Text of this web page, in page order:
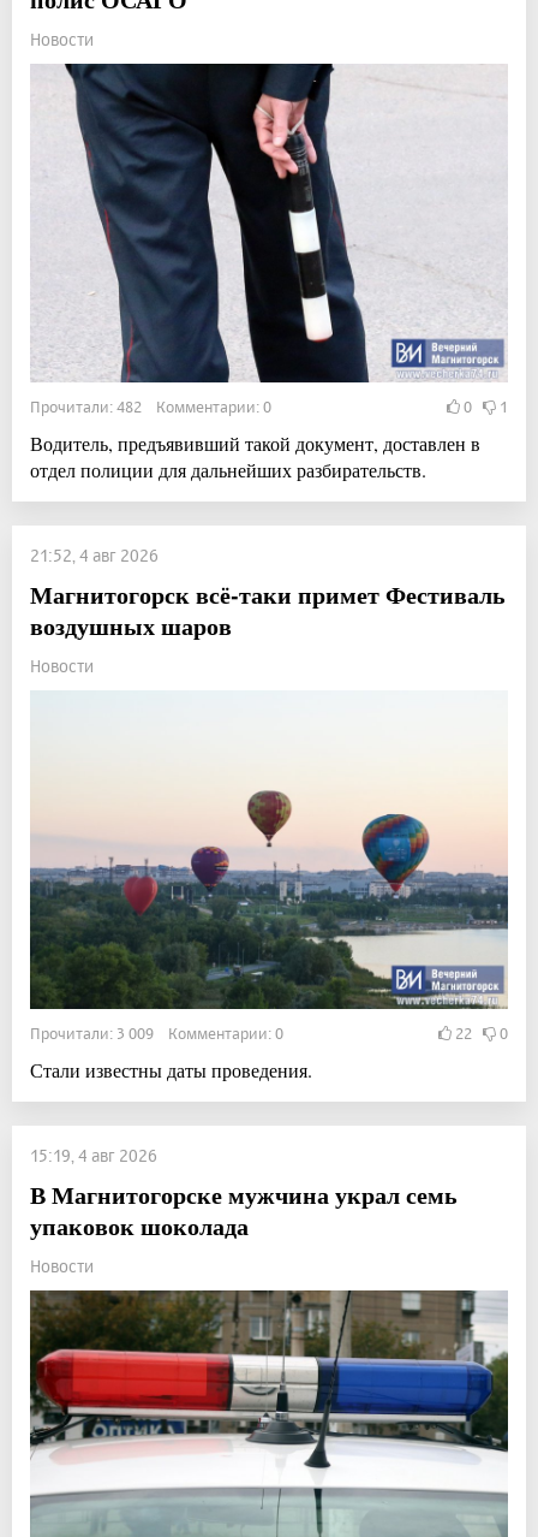
Новости
Прочитали: 482 Комментарии: 0 0 1
Водитель, предъявивший такой документ, доставлен в
отдел полиции для дальнейших разбирательств.
21:52, 4 авг 2026
Магнитогорск всё-таки примет Фестиваль
воздушных шаров
Новости
Прочитали: 3 009 Комментарии: 0 22 0
Стали известны даты проведения.
15:19, 4 авг 2026
В Магнитогорске мужчина украл семь
упаковок шоколада
Новости